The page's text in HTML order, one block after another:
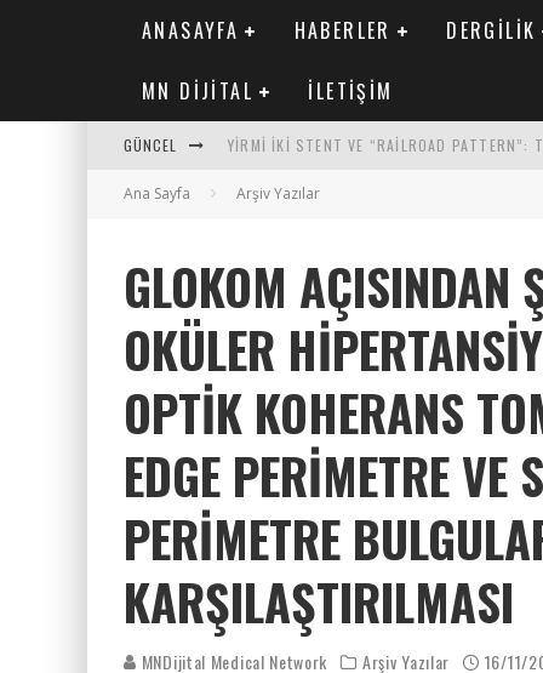
ANASAYFA HABERLER DERGILIK
MN DIJITAL İLETIŞIM
GÜNCEL
YIRMI İKI STENT VE “RAILROAD PATTERN”:
SAFEN VEN GREFT HASTALIĞI ILE İLIŞKILI
MN KARDIYOLOJI YIL 33 SAYI 2 2026
Ana Sayfa Arşiv Yazılar
GLOKOM AÇISINDAN
OKÜLER
OPTIK KOHERANS
EDGE PERIMETRE VE
PERIMETRE
KARŞILAŞTIRILMASI
MNDijital Medical Network Arşiv Yazılar 16/11/